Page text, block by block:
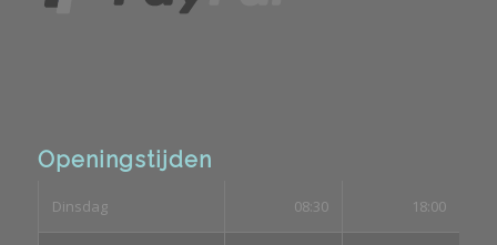
Openingstijden
Dinsdag 08:30 18:00